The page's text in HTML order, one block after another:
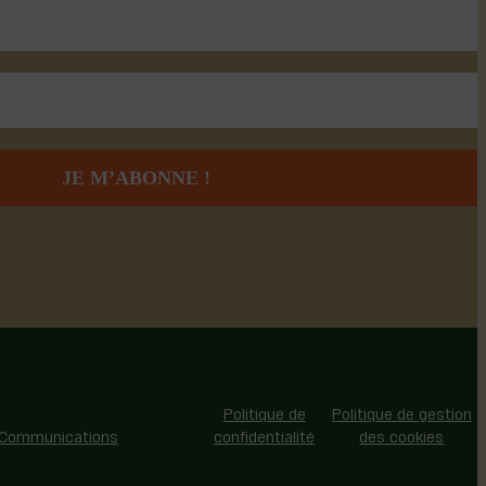
Politique de
confidentialité
Politique de gestion
des cookies